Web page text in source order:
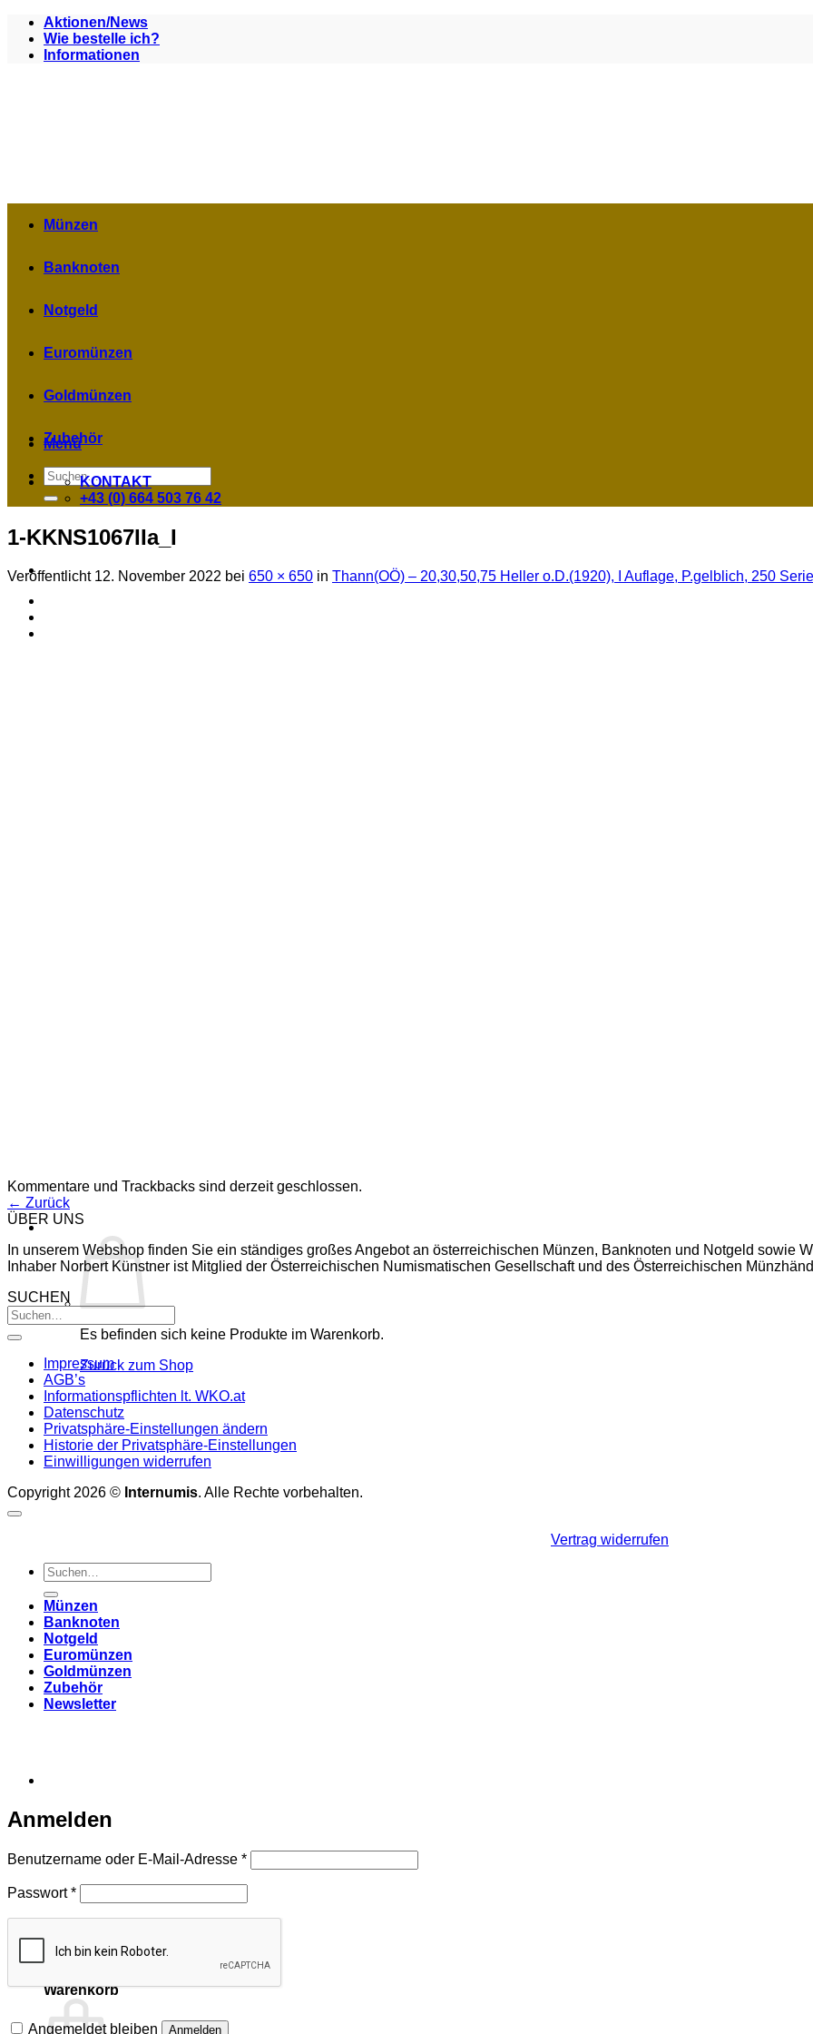
Zum
Inhalt
springen
Aktionen/News
Wie bestelle ich?
Informationen
Menü
Suchen
nach:
Es befinden sich keine Produkte im Warenkorb.
Zurück zum Shop
Warenkorb
Münzen
Banknoten
Notgeld
Euromünzen
Goldmünzen
Zubehör
KONTAKT
+43 (0) 664 503 76 42
1-KKNS1067IIa_I
Veröffentlicht 12. November 2022 bei 650 × 650 in Thann(OÖ) – 20,30,50,75 Heller o.D.(1920), I Auflage, P.gelblich, 250
Kommentare und Trackbacks sind derzeit geschlossen.
← Zurück
ÜBER UNS
In unserem Webshop finden Sie ein ständiges großes Angebot an österreichischen Münzen, Banknoten und Notgeld sowie
Inhaber Norbert Künstner ist Mitglied der Österreichischen Numismatischen Gesellschaft und des Österreichischen
SUCHEN
Impressum
AGB’s
Informationspflichten lt. WKO.at
Datenschutz
Privatsphäre-Einstellungen ändern
Historie der Privatsphäre-Einstellungen
Einwilligungen widerrufen
Copyright 2026 © Internumis. Alle Rechte vorbehalten.
Vertrag widerrufen
Suchen
nach:
Münzen
Banknoten
Notgeld
Euromünzen
Goldmünzen
Zubehör
Newsletter
Anmelden
Benutzername oder E-Mail-Adresse *Erforderlich
Passwort*Erforderlich
Angemeldet bleiben Anmelden